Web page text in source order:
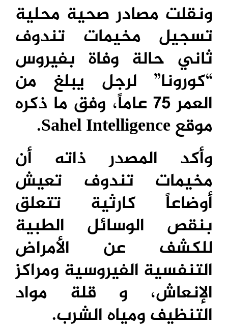
ونقلت مصادر صحية محلية
تسجيل مخيمات تندوف
ثاني حالة وفاة بفيروس
“كورونا” لرجل يبلغ من
العمر 75 عاماً، وفق ما ذكره
موقعSahel Intelligence
.
وأكد المصدر ذاته أن
مخيمات تندوف تعيش
أوضاعاً كارثية تتعلق
بنقص الوسائل الطبية
للكشف عن الأمراض
التنفسية الفيروسية ومراكز
الإنعاش، و قلة مواد
التنظيف ومياه الشرب.